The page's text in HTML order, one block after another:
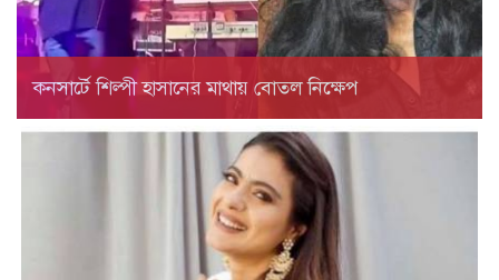
কনসার্টে শিল্পী হাসানের মাথায় বোতল নিক্ষেপ